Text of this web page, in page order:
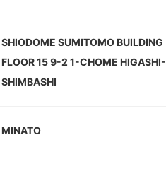
SHIODOME SUMITOMO BUILDING
FLOOR 15 9-2 1-CHOME HIGASHI-
SHIMBASHI
MINATO